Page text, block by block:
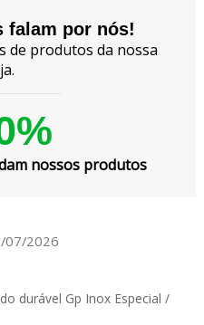
falam por nós!
de produtos da nossa
nossos produtos
07/2026
durável Gp Inox Especial /